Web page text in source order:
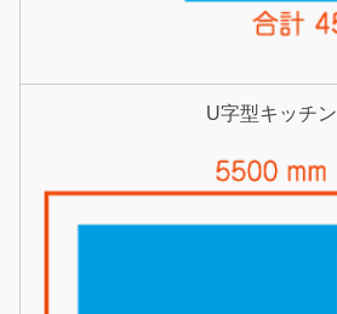
U字型キッチン